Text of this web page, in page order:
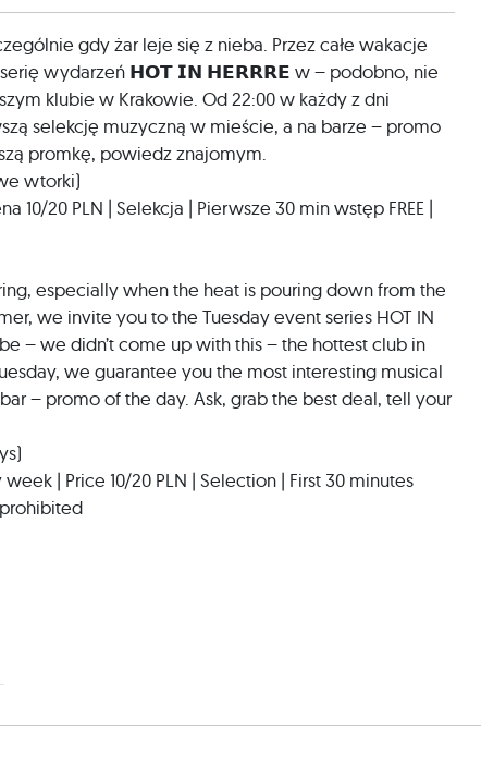
gdy żar leje się z nieba. Przez całe wakacje
serię wydarzeń 𝗛𝗢𝗧 𝗜𝗡 𝗛𝗘𝗥𝗥𝗥𝗘 w – podobno, nie
klubie w Krakowie. Od 22:00 w każdy z dni
selekcję muzyczną w mieście, a na barze – promo
promkę, powiedz znajomym.
wtorki)
10/20 PLN | Selekcja | Pierwsze 30 min wstęp FREE |
especially when the heat is pouring down from the
we invite you to the Tuesday event series HOT IN
be – we didn’t come up with this – the hottest club in
we guarantee you the most interesting musical
– promo of the day. Ask, grab the best deal, tell your
| Price 10/20 PLN | Selection | First 30 minutes
prohibited